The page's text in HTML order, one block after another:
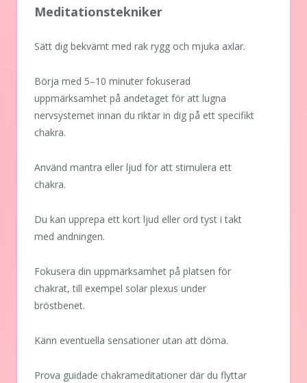
Meditationstekniker
Sätt dig bekvämt med rak rygg och mjuka axlar.
Börja med 5–10 minuter fokuserad
uppmärksamhet på andetaget för att lugna
nervsystemet innan du riktar in dig på ett specifikt
chakra.
Använd mantra eller ljud för att stimulera ett
chakra.
Du kan upprepa ett kort ljud eller ord tyst i takt
med andningen.
Fokusera din uppmärksamhet på platsen för
chakrat, till exempel solar plexus under
bröstbenet.
Känn eventuella sensationer utan att döma.
Prova guidade chakrameditationer där du flyttar